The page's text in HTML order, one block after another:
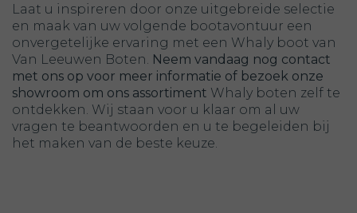
Laat u inspireren door onze uitgebreide selectie
en maak van uw volgende bootavontuur een
onvergetelijke ervaring met een Whaly boot van
Van Leeuwen Boten. Neem vandaag nog contact
met ons op voor meer informatie of bezoek onze
showroom om ons assortiment Whaly boten zelf te
ontdekken. Wij staan voor u klaar om al uw
vragen te beantwoorden en u te begeleiden bij
het maken van de beste keuze.